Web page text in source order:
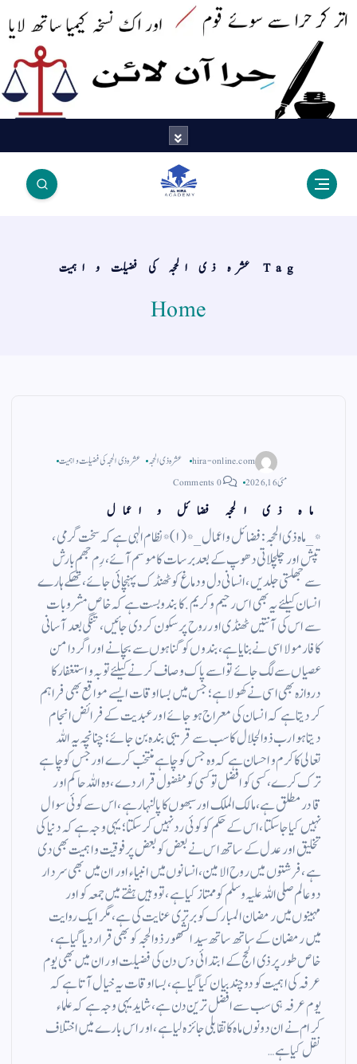
اک نسخہ کیمیا ساتھ لایا
Tag عشرہ ذی الحجہ کی فضیلت و اہمیت
Home
hira-online.com عشرہ ذی الحجہ عشرہ ذی الحجہ کی فضیلت و اہمیت
مئی 16, 2026
0 Comments
ماہ ذی الحجہ فضائل و اعمال
*_ماہ ذی الحجہ: فضائل و اعمال_* (١) *نظام الہی ہے کہ سخت گرمی،
تپش اور چلچلاتی دھوپ کے بعد برسات کا موسم آئے، رِم جھم بارش
سے جھلستی جلدیں، انسانی دل و دماغ کو ٹھنڈک پہنچائی جائے، تھکے ہارے
انسان کیلئے یہ بھی اس رحیم و کریم. کا بندوبست ہے کہ خاص مشروبات
سے اس کی آنتیں ٹھنڈی اور روح پرسکون کر دی جائیں، تنگی بعد آسانی
کا فارمولا اسی نے بنایا ہے، بندوں کو گناہوں سے بچانے اور اگر دامن
عصیاں سے لگ جائے تو اسے پاک و صاف کرنے کیلئے توبہ و استغفار کا
دروازہ بھی اسی نے کھولا ہے؛ جس میں بسااوقات ایسے مواقع بھی فراہم
کر دیتا ہے کہ انسان کی معراج ہوجائے اور عبدیت کے فرائض انجام
دیتا ہوا رب ذوالجلال کا سب سے قریبی بندہ بن جائے؛ چنانچہ یہ اللہ
تعالی کا کرم و احسان ہے کہ وہ جس کو چاہے منتخب کرے اور جس کو چاہے
ترک کرے، کسی کو افضل تو کسی کو مفضول قرار دے، وہ اللہ حاکم اور
قادر مطلق ہے، مالک الملک اور سبھوں کا پالنہار ہے، اس سے کوئی سوال
نہیں کیا جاسکتا، اس کے حکم کو کوئی رد نہیں کر سکتا؛ یہی وجہ ہے کہ دنیا کی
تخلیق اور عدل کے ساتھ اس نے بعض کو بعض پر فوقیت و اہمیت بھی دی
ہے، فرشتوں میں روح الامین، انسانوں میں انبیاء اور ان میں بھی سردار
دو عالم صلی اللہ علیہ وسلم کو ممتاز کیا ہے، تو وہیں ہفتے میں جمعہ کو اور
مہینوں میں رمضان المبارک کو برتری عنایت کی ہے، مگر ایک روایت
میں رمضان کے ساتھ ساتھ سید الشھور ذوالحجہ کو بھی قرار دیا گیا ہے،
خاص طور پر ذی الحج کے ابتدائی دس دن کی فضیلت اور ان میں بھی یوم
عرفہ کی اہمیت کو دوچند بیان کیا گیا ہے، بسااوقات یہ خیال آتا ہے کہ
یوم عرفہ ہی سب سے افضل ترین دن ہے، شاید یہی وجہ ہے کہ علماء
کرام نے ان دونوں ماہ کا تقابلی جائزہ لیا ہے، اور اس بارے میں اختلاف
نقل کیا ہے…